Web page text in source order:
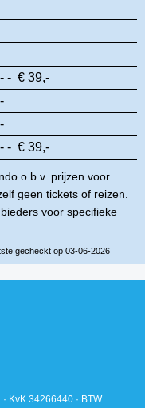
- € 39,-
- € 39,-
o.b.v. prijzen voor
geen tickets of reizen.
voor specifieke
gecheckt op 03-06-2026
KvK 34266440 · BTW